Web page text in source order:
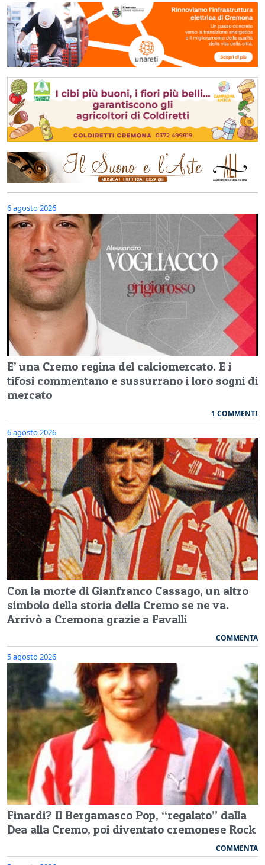
6 agosto 2026
E’ una Cremo regina del calciomercato. E i
tifosi commentano e sussurrano i loro sogni di
mercato
1 COMMENTI
6 agosto 2026
Con la morte di Gianfranco Cassago, un altro
simbolo della storia della Cremo se ne va.
Arrivò a Cremona grazie a Favalli
COMMENTA
5 agosto 2026
Finardi? Il Bergamasco Pop, “regalato” dalla
Dea alla Cremo, poi diventato cremonese Rock
COMMENTA